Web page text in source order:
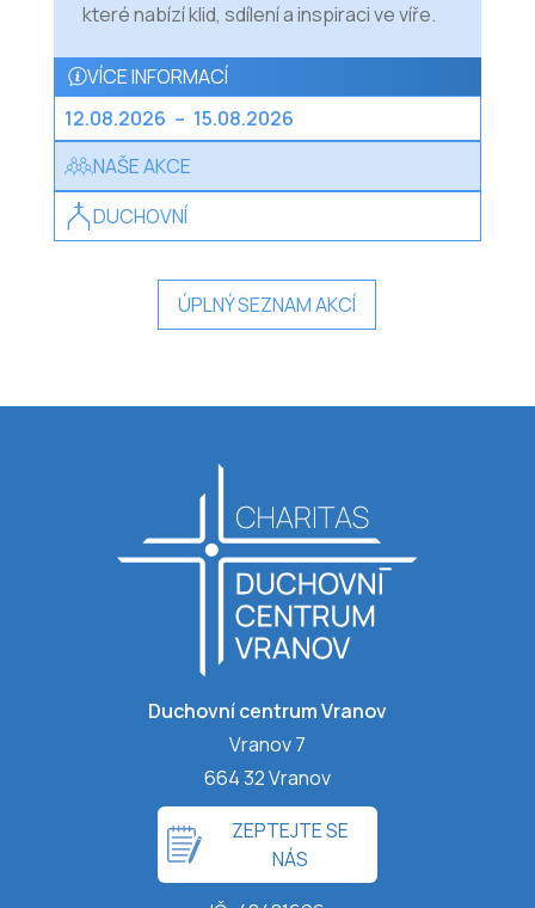
které nabízí klid, sdílení a inspiraci ve víře.
VÍCE INFORMACÍ
12.08.2026 – 15.08.2026
NAŠE AKCE
DUCHOVNÍ
ÚPLNÝ SEZNAM AKCÍ
Duchovní centrum Vranov
Vranov 7
664 32 Vranov
ZEPTEJTE SE
NÁS